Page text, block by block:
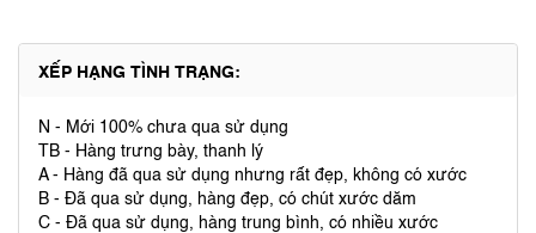
XẾP HẠNG TÌNH TRẠNG:
N - Mới 100% chưa qua sử dụng
TB - Hàng trưng bày, thanh lý
A - Hàng đã qua sử dụng nhưng rất đẹp, không có xước
B - Đã qua sử dụng, hàng đẹp, có chút xước dăm
C - Đã qua sử dụng, hàng trung bình, có nhiều xước